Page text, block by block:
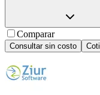
Comparar
Consultar sin costo